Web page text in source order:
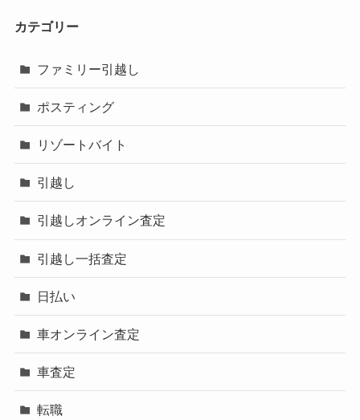
カテゴリー
ファミリー引越し
ポスティング
リゾートバイト
引越し
引越しオンライン査定
引越し一括査定
日払い
車オンライン査定
車査定
転職